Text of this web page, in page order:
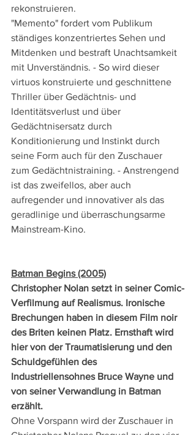
rekonstruieren.
"Memento" fordert vom Publikum
ständiges konzentriertes Sehen und
Mitdenken und bestraft Unachtsamkeit
mit Unverständnis. - So wird dieser
virtuos konstruierte und geschnittene
Thriller über Gedächtnis- und
Identitätsverlust und über
Gedächtnisersatz durch
Konditionierung und Instinkt durch
seine Form auch für den Zuschauer
zum Gedächtnistraining. - Anstrengend
ist das zweifellos, aber auch
aufregender und innovativer als das
geradlinige und überraschungsarme
Mainstream-Kino.
Batman Begins (2005)
Christopher Nolan setzt in seiner Comic-
Verfilmung auf Realismus. Ironische
Brechungen haben in diesem Film noir
des Briten keinen Platz. Ernsthaft wird
hier von der Traumatisierung und den
Schuldgefühlen des
Industriellensohnes Bruce Wayne und
von seiner Verwandlung in Batman
erzählt.
Ohne Vorspann wird der Zuschauer in